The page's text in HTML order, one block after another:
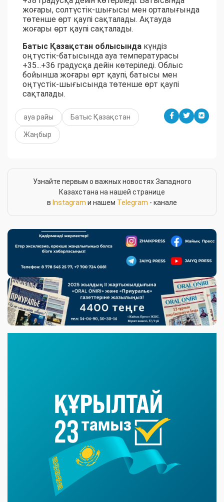
жоғары, солтүстік-шығысы мен орталығында
төтенше өрт қаупі сақталады. Ақтауда
жоғары өрт қаупі сақталады.
Батыс Қазақстан облысында күндіз
оңтүстік-батысында ауа температурасы
+35...+36 градусқа дейін көтеріледі. Облыс
бойынша жоғары өрт қаупі, батысы мен
оңтүстік-шығысында төтенше өрт қаупі
сақталады.
ауа райы Батыс Қазақстан
Жаңбыр
Узнайте первым о важных новостях Западного
Казахстана на нашей странице
в Instagram и нашем Telegram - канале